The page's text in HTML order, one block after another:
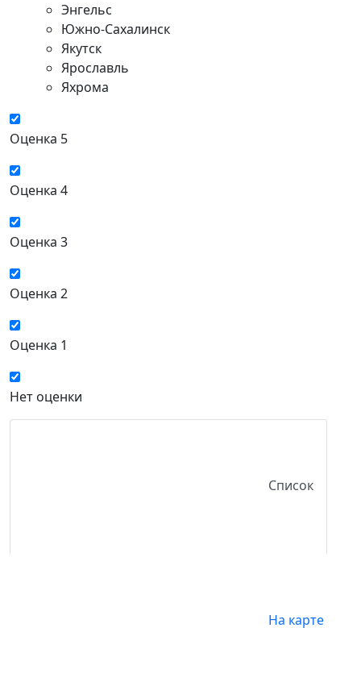
Энгельс
Южно-Сахалинск
Якутск
Ярославль
Яхрома
Оценка 5
Оценка 4
Оценка 3
Оценка 2
Оценка 1
Нет оценки
Список
На карте